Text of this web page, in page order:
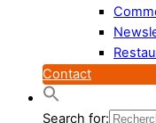
Contact
Search for: